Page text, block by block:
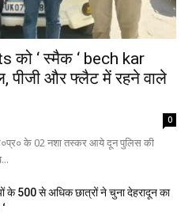
को ‘ स्मैक ‘ bech kar
पीजी और फ्लैट में रहने वाले
0
के 02 नशा तस्कर आये दून पुलिस की
के 500 से अधिक छात्रों ने चुना देहरादून का